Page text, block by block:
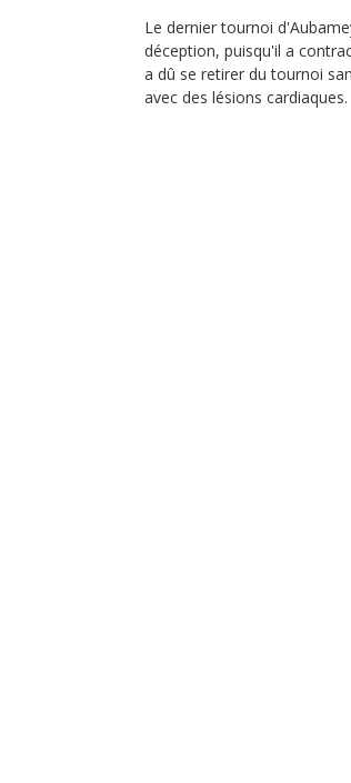
Le dernier tournoi
déception, puisqu'il a
a dû se retirer du tournoi
avec des lésions cardiaques.